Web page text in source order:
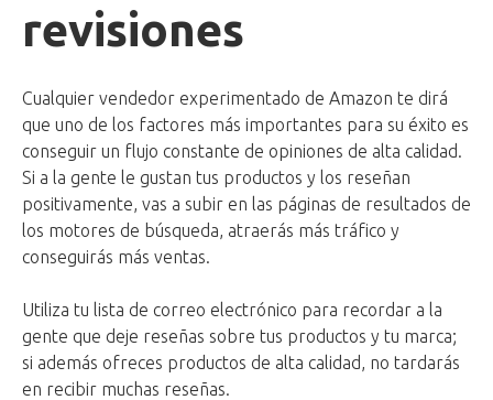
revisiones
Cualquier vendedor experimentado de Amazon te dirá
que uno de los factores más importantes para su éxito es
conseguir un flujo constante de opiniones de alta calidad.
Si a la gente le gustan tus productos y los reseñan
positivamente, vas a subir en las páginas de resultados de
los motores de búsqueda, atraerás más tráfico y
conseguirás más ventas.
Utiliza tu lista de correo electrónico para recordar a la
gente que deje reseñas sobre tus productos y tu marca;
si además ofreces productos de alta calidad, no tardarás
en recibir muchas reseñas.